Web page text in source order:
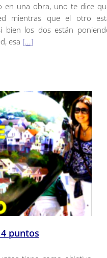
en una obra, uno te dice
mientras que el otro
bien los dos están
esa [...]
puntos